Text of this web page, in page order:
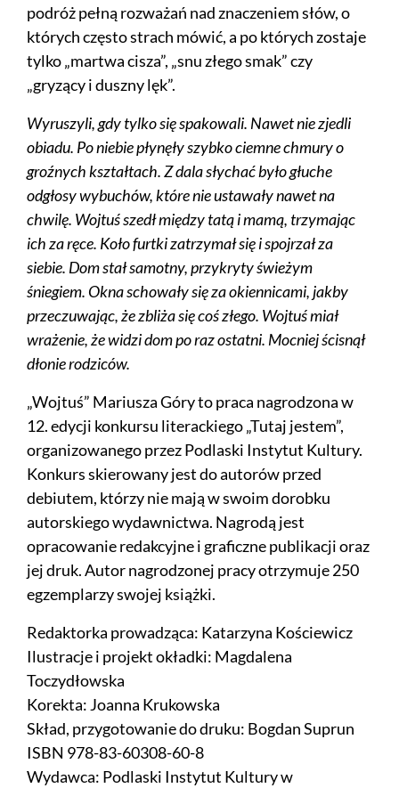
podróż pełną rozważań nad znaczeniem słów, o
których często strach mówić, a po których zostaje
tylko „martwa cisza”, „snu złego smak” czy
„gryzący i duszny lęk”.
Wyruszyli, gdy tylko się spakowali. Nawet nie zjedli
obiadu. Po niebie płynęły szybko ciemne chmury o
groźnych kształtach. Z dala słychać było głuche
odgłosy wybuchów, które nie ustawały nawet na
chwilę. Wojtuś szedł między tatą i mamą, trzymając
ich za ręce. Koło furtki zatrzymał się i spojrzał za
siebie. Dom stał samotny, przykryty świeżym
śniegiem. Okna schowały się za okiennicami, jakby
przeczuwając, że zbliża się coś złego. Wojtuś miał
wrażenie, że widzi dom po raz ostatni. Mocniej ścisnął
dłonie rodziców.
„Wojtuś” Mariusza Góry to praca nagrodzona w
12. edycji konkursu literackiego „Tutaj jestem”,
organizowanego przez Podlaski Instytut Kultury.
Konkurs skierowany jest do autorów przed
debiutem, którzy nie mają w swoim dorobku
autorskiego wydawnictwa. Nagrodą jest
opracowanie redakcyjne i graficzne publikacji oraz
jej druk. Autor nagrodzonej pracy otrzymuje 250
egzemplarzy swojej książki.
Redaktorka prowadząca: Katarzyna Kościewicz
Ilustracje i projekt okładki: Magdalena
Toczydłowska
Korekta: Joanna Krukowska
Skład, przygotowanie do druku: Bogdan Suprun
ISBN 978-83-60308-60-8
Wydawca: Podlaski Instytut Kultury w